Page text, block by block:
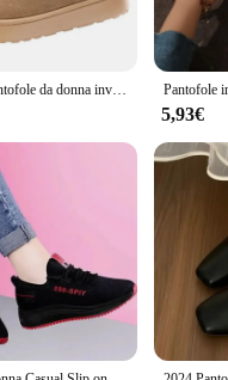
NUOVE pantofole da donna invernali interni in peluche suola antiscivolo fondo spesso ricama pantofole calde alla moda da utilizzare per interni ed esterni
5,93€